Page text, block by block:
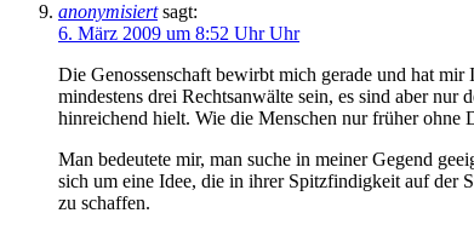
anonymisiert sagt:
6. März 2009 um 8:52 Uhr Uhr
Die Genossenschaft bewirbt mich gerade und hat
mindestens drei Rechtsanwälte sein, es sind aber
hinreichend hielt. Wie die Menschen nur früher ohne
Man bedeutete mir, man suche in meiner Gegend
sich um eine Idee, die in ihrer Spitzfindigkeit auf der
zu schaffen.